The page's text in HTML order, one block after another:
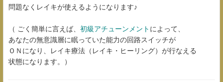
問題なくレイキが使えるようになります♪
（ ごく簡単に言えば、 初級アチューンメント によって、
あなたの無意識層に眠っていた能力の回路スイッチが
ＯＮになり、レイキ療法（レイキ・ヒーリング）が行なえる
状態になります。）